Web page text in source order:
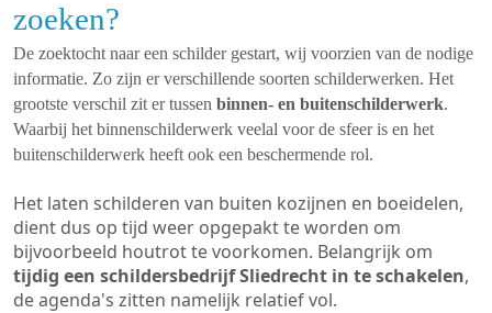
zoeken?
De zoektocht naar een schilder gestart, wij voorzien van de nodige
informatie. Zo zijn er verschillende soorten schilderwerken. Het
grootste verschil zit er tussen binnen- en buitenschilderwerk.
Waarbij het binnenschilderwerk veelal voor de sfeer is en het
buitenschilderwerk heeft ook een beschermende rol.
Het laten schilderen van buiten kozijnen en boeidelen,
dient dus op tijd weer opgepakt te worden om
bijvoorbeeld houtrot te voorkomen. Belangrijk om
tijdig een schildersbedrijf Sliedrecht in te schakelen,
de agenda's zitten namelijk relatief vol.